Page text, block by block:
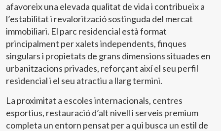
afavoreix una elevada qualitat de vida i contribueix a
l’estabilitat i revalorització sostinguda del mercat
immobiliari. El parc residencial està format
principalment per xalets independents, finques
singulars i propietats de grans dimensions situades en
urbanitzacions privades, reforçant així el seu perfil
residencial i el seu atractiu a llarg termini.
La proximitat a escoles internacionals, centres
esportius, restauració d’alt nivell i serveis premium
completa un entorn pensat per a qui busca un estil de